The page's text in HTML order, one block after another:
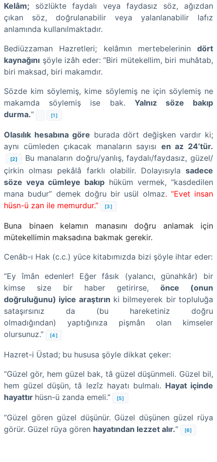
Kelâm; sözlükte faydalı veya faydasız söz, ağızdan
çıkan söz, doğrulanabilir veya yalanlanabilir lafız
anlamında kullanılmaktadır.
Bediüzzaman Hazretleri; kelâmın mertebelerinin dört
kaynağını şöyle izâh eder: “Biri mütekellim, biri muhâtab,
biri maksad, biri makamdır.
Sözde kim söylemiş, kime söylemiş ne için söylemiş ne
makamda söylemiş ise bak. Yalnız söze bakıp
durma.” [1]
Olasılık hesabına göre burada dört değişken vardır ki;
aynı cümleden çıkacak manaların sayısı en az 24’tür.
[2]
Bu manaların doğru/yanlış, faydalı/faydasız, güzel/
çirkin olması pekâlâ farklı olabilir. Dolayısıyla sadece
söze veya cümleye bakıp hüküm vermek, “kasdedilen
mana budur” demek doğru bir usül olmaz. “Evet insan
hüsn-ü zan ile memurdur.”
[3]
Buna binaen kelamın manasını doğru anlamak için
mütekellimin maksadına bakmak gerekir.
Cenâb-ı Hak (c.c.) yüce kitabımızda bizi şöyle ihtar eder:
“Ey îmân edenler! Eğer fâsık (yalancı, günahkâr) bir
kimse size bir haber getirirse, önce (onun
doğruluğunu) iyice araştırın ki bilmeyerek bir topluluğa
sataşırsınız da (bu hareketiniz doğru
olmadığından) yaptığınıza pişmân olan kimseler
olursunuz.”
[4]
Hazret-i Üstad; bu hususa şöyle dikkat çeker:
“Güzel gör, hem güzel bak, tâ güzel düşünmeli. Güzel bil,
hem güzel düşün, tâ lezîz hayatı bulmalı. Hayat içinde
hayattır hüsn-ü zanda emeli.” [5]
“Güzel gören güzel düşünür. Güzel düşünen güzel rüya
görür. Güzel rüya gören hayatından lezzet alır.” [6]